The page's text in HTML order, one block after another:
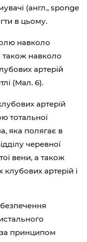
(англ., sponge
в цьому.
навколо
також навколо
артерій
(Мал. 6).
артерій
тотальної
яка полягає в
черевної
вени, а також
клубових артерій і
за принципом